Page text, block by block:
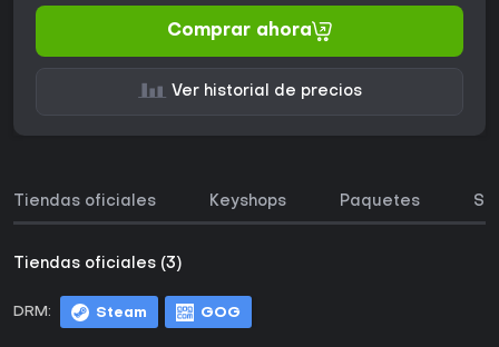
Comprar ahora
Ver historial de precios
Tiendas oficiales Keyshops Paquetes
Tiendas oficiales (3)
DRM: Steam GOG